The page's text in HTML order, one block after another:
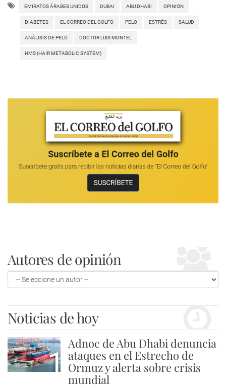
EMIRATOS ÁRABES UNIDOS DUBAI ABU DHABI OPINION
DIABETES EL CORREO DEL GOLFO PELO ESTRÉS SALUD
ANÁLISIS DE PELO DOCTOR LUIS MONTEL
HMS (HAIR METABOLIC SYSTEM)
Autores de opinión
Noticias de hoy
1
Adnoc de Abu Dhabi denuncia
ataques en el Estrecho de
Ormuz y alerta sobre crisis
mundial